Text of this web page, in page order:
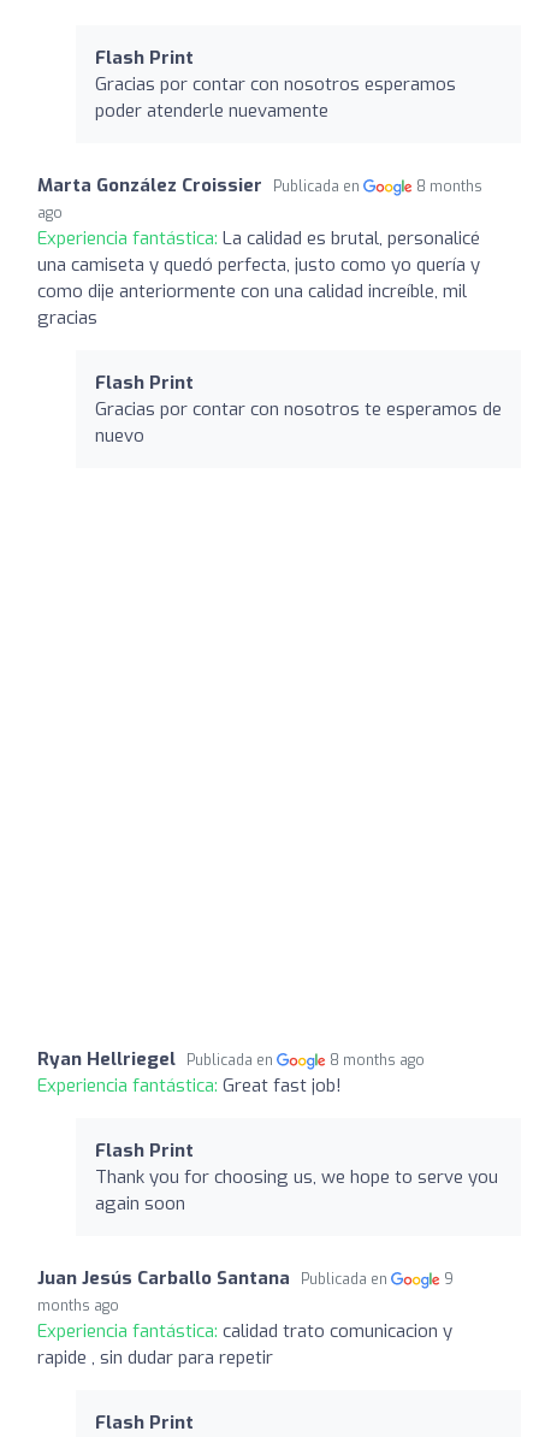
Flash Print
Gracias por contar con nosotros esperamos
poder atenderle nuevamente
Marta González Croissier Publicada en
8 months
ago
Experiencia fantástica: La calidad es brutal, personalicé
una camiseta y quedó perfecta, justo como yo quería y
como dije anteriormente con una calidad increíble, mil
gracias
Flash Print
Gracias por contar con nosotros te esperamos de
nuevo
Ryan Hellriegel Publicada en 8 months ago
Experiencia fantástica: Great fast job!
Flash Print
Thank you for choosing us, we hope to serve you
again soon
Juan Jesús Carballo Santana Publicada en
9
months ago
Experiencia fantástica: calidad trato comunicacion y
rapide , sin dudar para repetir
Flash Print